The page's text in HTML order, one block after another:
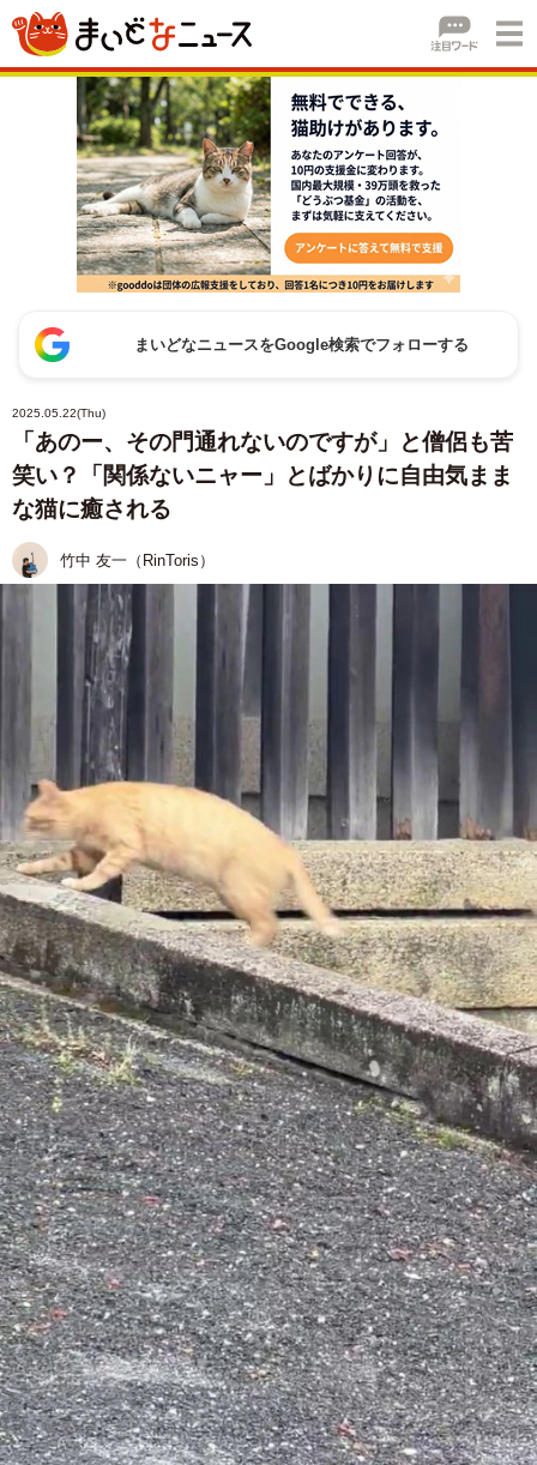
まいどなニュースをGoogle検索でフォローする
2025.05.22(Thu)
「あのー、その門通れないのですが」と僧侶も苦
笑い？「関係ないニャー」とばかりに自由気まま
な猫に癒される
竹中 友一（RinToris）